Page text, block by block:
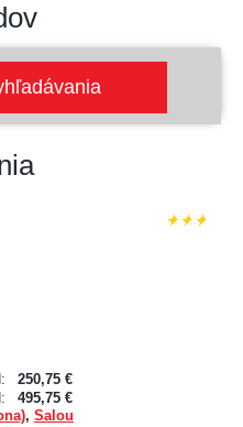
250,75 €
495,75 €
, Salou